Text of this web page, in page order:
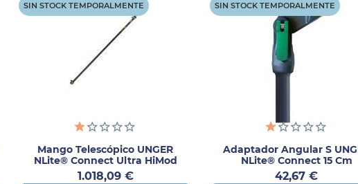
Mango Telescópico UNGER
NLite® Connect Ultra HiMod
Carbono 3,41 M
Precio
1.018,09 €
SIN STOCK TEMPORALMENTE
Adaptador Angular S
NLite® Connect 15 Cm
Precio
42,67 €
SIN STOCK TEMPORALMENTE